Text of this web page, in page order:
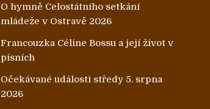
O hymně Celostátního setkání
mládeže v Ostravě 2026
Francouzka Céline Bossu a její život v
písních
Očekávané události středy 5. srpna
2026